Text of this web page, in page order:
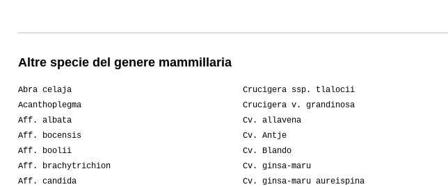
Altre specie del genere mammillaria
Abra celaja
Acanthoplegma
Aff. albata
Aff. bocensis
Aff. boolii
Aff. brachytrichion
Aff. candida
Crucigera ssp. tlalocii
Crucigera v. grandinosa
Cv. allavena
Cv. Antje
Cv. Blando
Cv. ginsa-maru
Cv. ginsa-maru aureispina